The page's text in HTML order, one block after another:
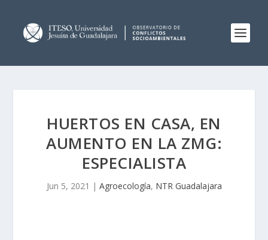
HUERTOS EN CASA, EN
AUMENTO EN LA ZMG:
ESPECIALISTA
Jun 5, 2021 | Agroecología, NTR Guadalajara